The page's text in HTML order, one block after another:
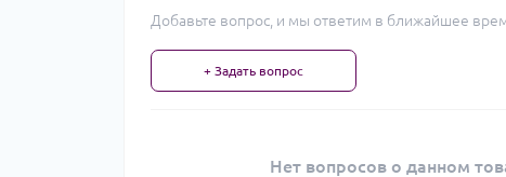
Добавьте вопрос, и мы ответим в ближайшее
+ Задать вопрос
Нет вопросов о данном